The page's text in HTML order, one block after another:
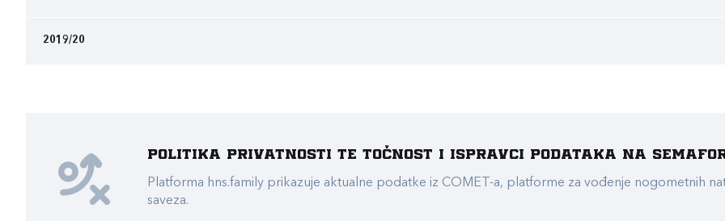
2019/20
Politika privatnosti te točnost i ispravci podataka na
Platforma hns.family prikazuje aktualne podatke iz COMET-a, platforme za vođenje nogometnih
saveza.